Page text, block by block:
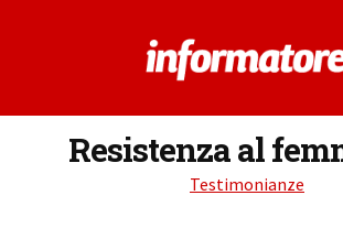
Resistenza al
Testimonianze